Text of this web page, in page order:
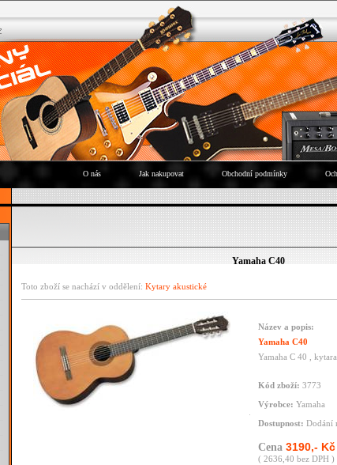
O nás Jak nakupovat Obchodní podmínky
Yamaha C40
Toto zboží se nachází v oddělení: Kytary akustické
Název a popis:
Yamaha C40
Yamaha C 40 ,
Kód zboží: 3773
Výrobce: Yamaha
Dostupnost: Dodání
Cena 3190,- Kč
( 2636,40 bez DPH )